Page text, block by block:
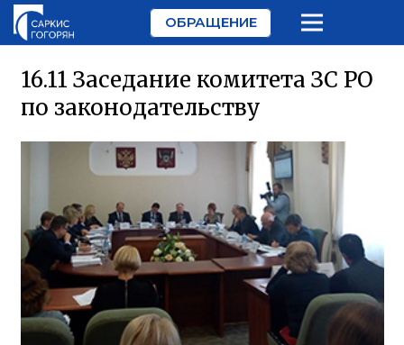
ОБРАЩЕНИЕ
16.11 Заседание комитета ЗС РО
по законодательству